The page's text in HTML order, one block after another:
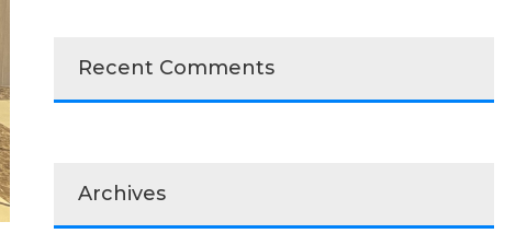
Recent Comments
Archives